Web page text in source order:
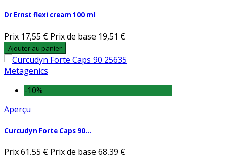
Dr Ernst flexi cream 100 ml
Prix 17,55 € Prix de base 19,51 €
Ajouter au panier
-10%
Aperçu
Curcudyn Forte Caps 90...
Prix61,55 € Prix de base 68,39 €